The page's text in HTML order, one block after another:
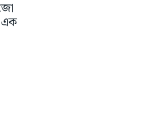
এক